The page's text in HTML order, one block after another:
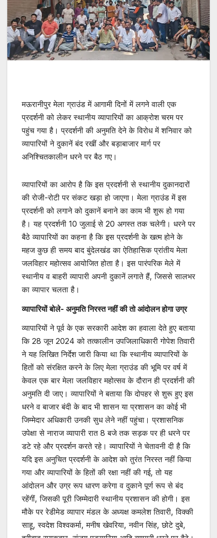
मऊरानीपुर मेला ग्राउंड में आगामी दिनों में लगने वाली एक
प्रदर्शनी को लेकर स्थानीय व्यापारियों का आक्रोश चरम पर
पहुंच गया है। प्रदर्शनी की अनुमति देने के विरोध में शनिवार को
व्यापारियों ने दुकानें बंद रखीं और बड़ाबाजार मार्ग पर
अनिश्चितकालीन धरने पर बैठ गए।
व्यापारियों का आरोप है कि इस प्रदर्शनी से स्थानीय दुकानदारों
की रोजी-रोटी पर संकट खड़ा हो जाएगा। मेला ग्राउंड में इस
प्रदर्शनी को लगाने को दुकानें बनाने का काम भी शुरू हो गया
है। यह प्रदर्शनी 10 जुलाई से 20 अगस्त तक चलेगी। धरने पर
बैठे व्यापारियों का कहना है कि इस प्रदर्शनी के खत्म होने के
महज कुछ ही समय बाद बुंदेलखंड का ऐतिहासिक प्रांतीय मेला
जलविहार महोत्सव आयोजित होता है। इस पारंपरिक मेले में
स्थानीय व बाहरी व्यापारी अपनी दुकानें लगाते हैं, जिससे सालभर
का व्यापार चलता है।
व्यापारियों बोले- अनुमति निरस्त नहीं की तो आंदोलन होगा उग्र
व्यापारियों ने पूर्व के एक सरकारी आदेश का हवाला देते हुए बताया
कि 28 जून 2024 को तत्कालीन उपजिलाधिकारी गोपेश तिवारी
ने यह लिखित निर्देश जारी किया था कि स्थानीय व्यापारियों के
हितों को संरक्षित करने के लिए मेला ग्राउंड की भूमि पर वर्ष में
केवल एक बार मेला जलविहार महोत्सव के दौरान ही प्रदर्शनी की
अनुमति दी जाए। व्यापारियों ने बताया कि दोपहर से शुरू हुए इस
धरने व बाजार बंदी के बाद भी शासन या प्रशासन का कोई भी
जिम्मेदार अधिकारी उनकी सुध लेने नहीं पहुंचा। प्रशासनिक
उपेक्षा से नाराज व्यापारी रात 8 बजे तक सड़क पर ही धरने पर
डटे रहे और प्रदर्शन करते रहे। व्यापारियों ने चेतावनी दी है कि
यदि इस अनुचित प्रदर्शनी के आदेश को तुरंत निरस्त नहीं किया
गया और व्यापारियों के हितों की रक्षा नहीं की गई, तो यह
आंदोलन और उग्र रूप धारण करेगा व दुकाने पूर्ण रूप से बंद
रहेंगीं, जिसकी पूरी जिम्मेदारी स्थानीय प्रशासन की होगी। इस
मौके पर रेडीमेड व्यापार मंडल के अध्यक्ष कमलेश तिवारी, विक्की
साहू, स्वदेश विश्वकर्मा, मनीष खेवरिया, नवीन सिंह, छोटे दुबे,